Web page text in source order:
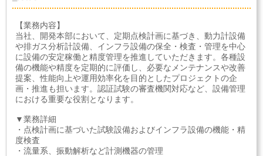
【業務内容】
当社、開発本部において、定期点検計画に基づき、動力計設備
や排ガス分析計設備、インフラ設備の保全・検査・管理を中心
に設備の安定稼働と精度管理を推進していただきます。各種設
備の機能や精度を定期的に評価し、必要なメンテナンスや改善
提案、性能向上や運用効率化を目的としたプロジェクトの企
画・推進も担います。認証試験の審査機関対応など、設備管理
における重要な役割となります。
▼業務詳細
・点検計画に基づいた試験設備およびインフラ設備の機能・精
度検査
・流量系、振動解析など計測機器の管理